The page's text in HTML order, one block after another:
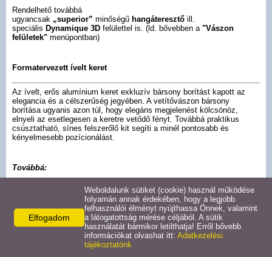
Cyber motoros
Álmennyezeti vászon
Fix keretes vászon
X-Press manual
X-Press motoros
Rendelhető továbbá
ugyancsak „superior” minőségű hangáteresztő ill.
speciális Dynamique 3D felülettel is. (ld. bővebben a "Vászon
felületek" menüpontban)
Formatervezett ívelt keret
Az ívelt, erős alumínium keret exkluzív bársony borítást kapott az
elegancia és a célszerűség jegyében. A vetítővászon bársony
borítása ugyanis azon túl, hogy elegáns megjelenést kölcsönöz,
elnyeli az esetlegesen a keretre vetődő fényt. Továbbá praktikus
csúsztatható, sínes felszerőlő kit segíti a minél pontosabb és
kényelmesebb pozícionálást.
Továbbá:
képformátumok:16:9, 2.35 :1,4:3, 16:10
​Választható felületek:
PS White, Full HD és 4K Ultra HD1.0 Gain
PS Grey 0.8 Gain
Dynamique HD aktív 3D2.0 Gain
Elfogadom
Weboldalunk sütiket (cookie) használ működése
folyamán annak érdekében, hogy a legjobb
felhasználói élményt nyújthassa Önnek, valamint
a látogatottság mérése céljából. A sütik
használatát bármikor letilthatja! Erről bővebb
információkat olvashat itt: Adatkezelési
tájékoztatónk